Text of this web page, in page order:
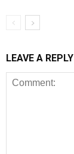
LEAVE A REPLY